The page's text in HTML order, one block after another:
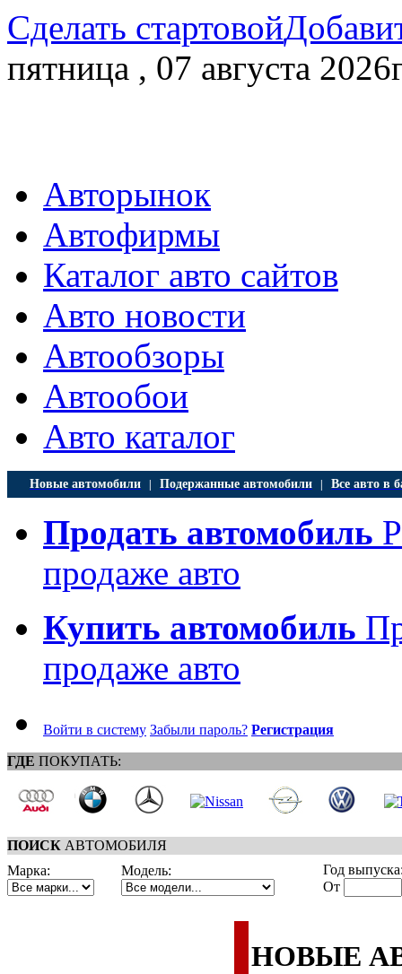
Сделать стартовой
пятница , 07 августа
Авторынок
Автофирмы
Каталог авто сайтов
Авто новости
Автообзоры
Автообои
Авто каталог
Новые автомобили Подержанные автомобили Все авто в
Продать автомобиль
продаже авто
Купить автомобиль
продаже авто
Войти в систему Забыли пароль? Регистрация
ГДЕ ПОКУПАТЬ:
ПОИСК АВТОМОБИЛЯ
Марка:
Модель:
Год
От
НОВЫЕ